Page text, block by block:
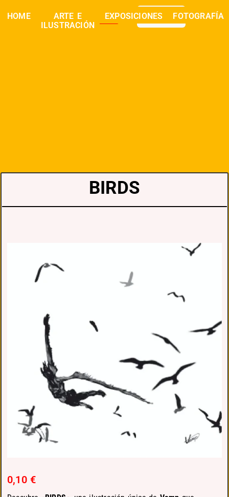
HOME
ARTE E
ILUSTRACIÓN
EXPOSICIONES FOTOGRAFÍA
buscar 0,00
BIRDS
0,10 €